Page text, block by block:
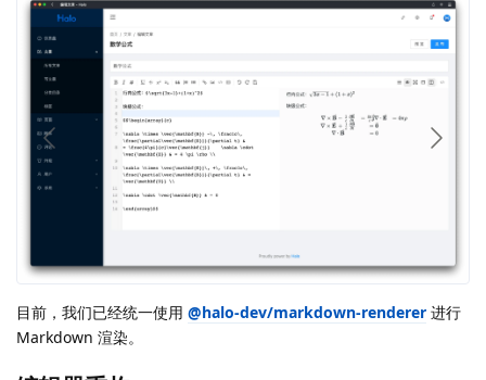
目前，我们已经统一使用 @halo-dev/markdown-renderer 进行
Markdown 渲染。